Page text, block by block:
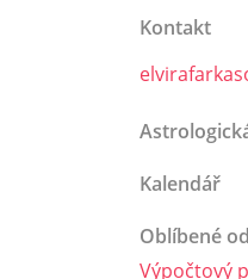
Kontakt
Kalendář
Oblíbené
Výpočtový